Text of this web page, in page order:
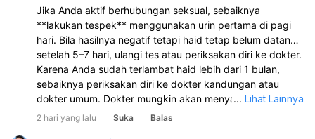
Jika Anda aktif berhubungan seksual, sebaiknya
**lakukan tespek** menggunakan urin pertama di pagi
hari. Bila hasilnya negatif tetapi haid tetap belum datang
setelah 5–7 hari, ulangi tes atau periksakan diri ke dokter.
Karena Anda sudah terlambat haid lebih dari 1 bulan,
sebaiknya periksakan diri ke dokter kandungan atau
dokter umum. Dokter mungkin akan menyarankan
pemeriksaan seperti tes kehamilan, USG, atau tes darah
... Lihat Lainnya
2 hari yang lalu Suka Balas